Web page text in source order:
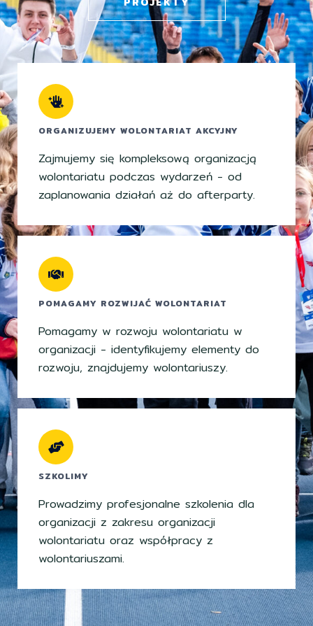
ORGANIZUJEMY WOLONTARIAT AKCYJNY
Zajmujemy się kompleksową organizacją
wolontariatu podczas wydarzeń - od
zaplanowania działań aż do afterparty.
POMAGAMY ROZWIJAĆ WOLONTARIAT
Pomagamy w rozwoju wolontariatu w
organizacji - identyfikujemy elementy do
rozwoju, znajdujemy wolontariuszy.
SZKOLIMY
Prowadzimy profesjonalne szkolenia dla
organizacji z zakresu organizacji
wolontariatu oraz współpracy z
wolontariuszami.